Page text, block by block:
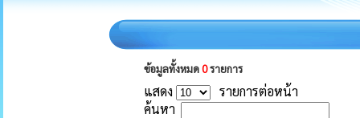
ข้อมูลทั้งหมด0รายการ
แสดง
รายการต่อหน้า
ค้นหา